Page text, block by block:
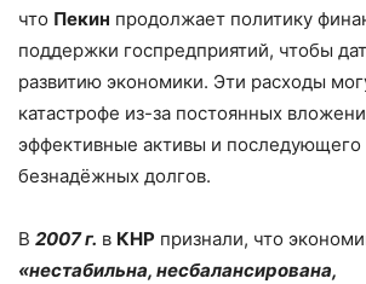
что Пекин продолжает политику
поддержки госпредприятий, чтобы
развитию экономики. Эти расходы
катастрофе из-за постоянных
эффективные активы и последующего
безнадёжных долгов.
В 2007 г. в КНР признали, что
«нестабильна, несбалансирована,